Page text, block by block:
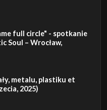
full circle" - spotkanie
Soul – Wrocław,
metalu, plastiku et
2025)